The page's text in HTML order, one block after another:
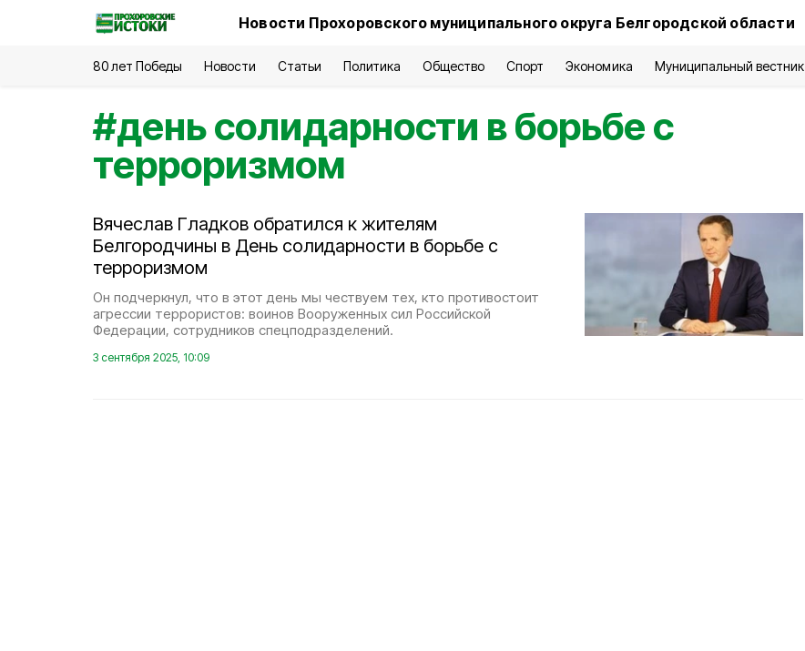
Новости Прохоровского муниципального округа Белгородской области
80 лет Победы Новости Статьи Политика Общество Спорт Экономика Муниципальный вестник
#день солидарности в борьбе с
терроризмом
Вячеслав Гладков обратился к жителям
Белгородчины в День солидарности в борьбе с
терроризмом
Он подчеркнул, что в этот день мы чествуем тех, кто противостоит
агрессии террористов: воинов Вооруженных сил Российской
Федерации, сотрудников спецподразделений.
3 сентября 2025, 10:09